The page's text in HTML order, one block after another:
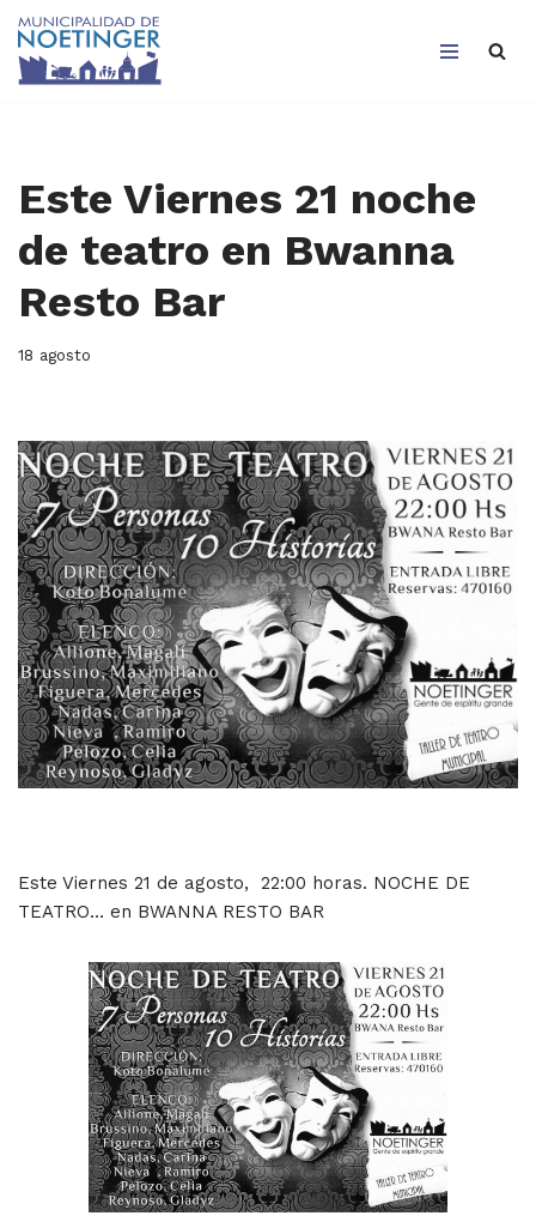
Saltar
Este Viernes 21 noche
de teatro en Bwanna
Resto Bar
18 agosto
Este Viernes 21 de agosto, 22:00 horas. NOCHE DE
TEATRO… en BWANNA RESTO BAR